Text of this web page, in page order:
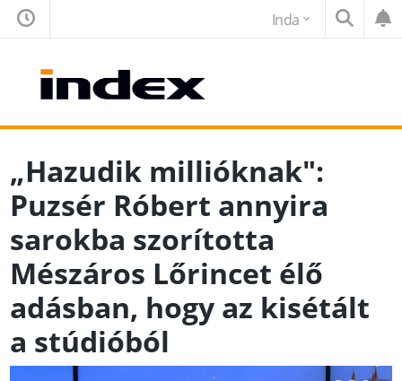
Inda
„Hazudik millióknak":
Puzsér Róbert annyira
sarokba szorította
Mészáros Lőrincet élő
adásban, hogy az kisétált
a stúdióból